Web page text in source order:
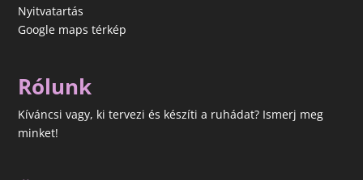
Nyitvatartás
Google maps térkép
Rólunk
Kíváncsi vagy, ki tervezi és készíti a ruhádat? Ismerj meg
minket!